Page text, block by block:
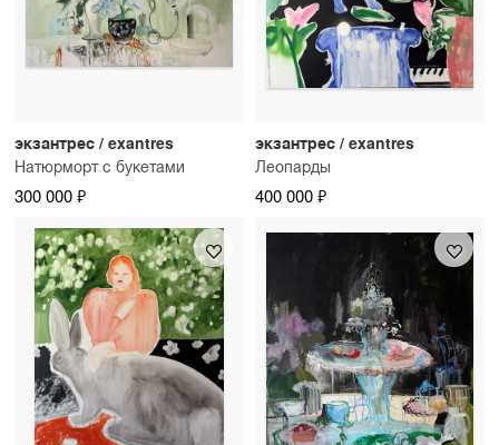
экзантрес / exantres
Натюрморт с букетами
300 000 ₽
экзантрес / exantres
Леопарды
400 000 ₽